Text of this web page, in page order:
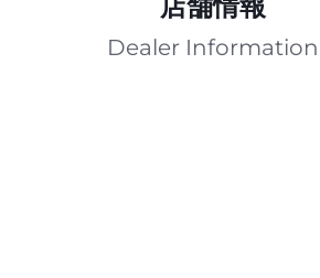
Dealer Information